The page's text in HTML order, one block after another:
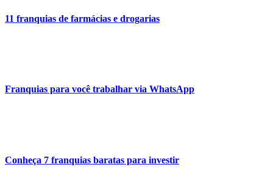
11 franquias de farmácias e drogarias
Franquias para você trabalhar via WhatsApp
Conheça 7 franquias baratas para investir